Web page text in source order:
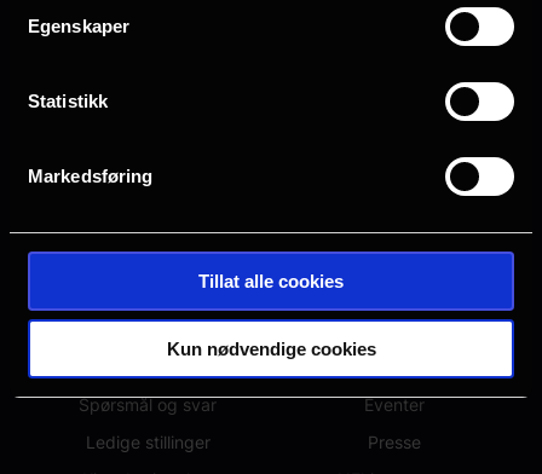
Egenskaper
Statistikk
Markedsføring
Tillat alle cookies
Kun nødvendige cookies
OM NFKINO
Spørsmål og svar
Ledige stillinger
ANNET
Eventer
Presse